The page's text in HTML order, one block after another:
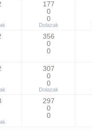
177
0
0
Dolazak
356
0
0
307
0
0
Dolazak
297
0
0